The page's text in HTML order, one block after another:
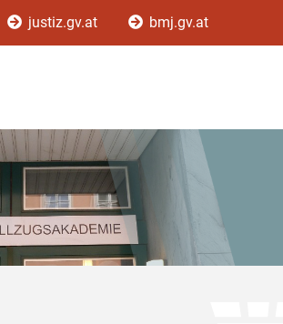
justiz.gv.at bmj.gv.at